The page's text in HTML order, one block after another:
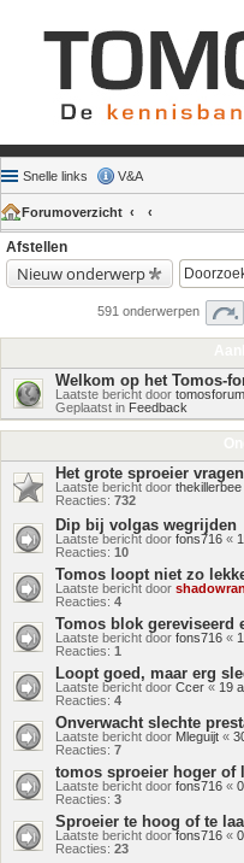
Snelle links V&A
Forumoverzicht
Afstellen
Nieuw onderwerp
591 onderwerpen
Welkom op het Tomos-
Laatste bericht door tomosforum
Geplaatst in Feedback
Het grote sproeier
Laatste bericht door thekillerbee
Reacties: 732
Dip bij volgas wegrijden
Laatste bericht door fons716 «
Reacties: 10
Tomos loopt niet zo
Laatste bericht door
Reacties: 4
Tomos blok gereviseerd
Laatste bericht door fons716 «
Reacties: 1
Loopt goed, maar erg
Laatste bericht door Ccer « 19
Reacties: 4
Onverwacht slechte
Laatste bericht door Mleguijt «
Reacties: 7
tomos sproeier hoger of
Laatste bericht door fons716 «
Reacties: 3
Sproeier te hoog of te
Laatste bericht doorfons716 «
Reacties: 23